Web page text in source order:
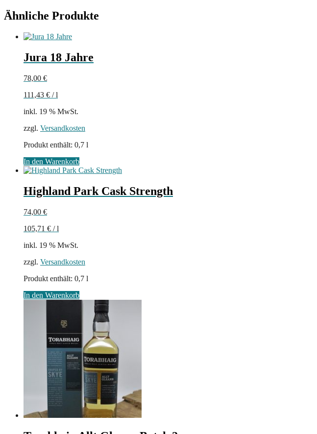
Ähnliche Produkte
Jura 18 Jahre
78,00 €
111,43 € /l
inkl. 19 % MwSt.
zzgl. Versandkosten
Produkt enthält: 0,7 l
In den Warenkorb
Highland Park Cask Strength
74,00 €
105,71 € /l
inkl. 19 % MwSt.
zzgl. Versandkosten
Produkt enthält: 0,7 l
In den Warenkorb